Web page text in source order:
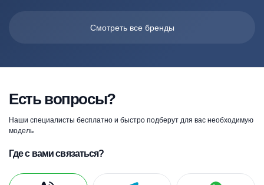
Смотреть все бренды
Есть вопросы?
Наши специалисты бесплатно и быстро подберут для вас необходимую
модель
Где с вами связаться?